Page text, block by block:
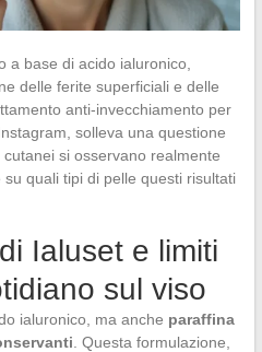
a base di acido ialuronico,
delle ferite superficiali e delle
anti-invecchiamento per
solleva una questione
si osservano realmente
su quali tipi di pelle questi risultati
Ialuset e limiti
sul viso
ialuronico, ma anche paraffina
. Questa formulazione,